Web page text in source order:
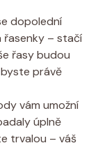
dopolední
řasenky – stačí
řasy budou
právě
vám umožní
úplně
trvalou – váš